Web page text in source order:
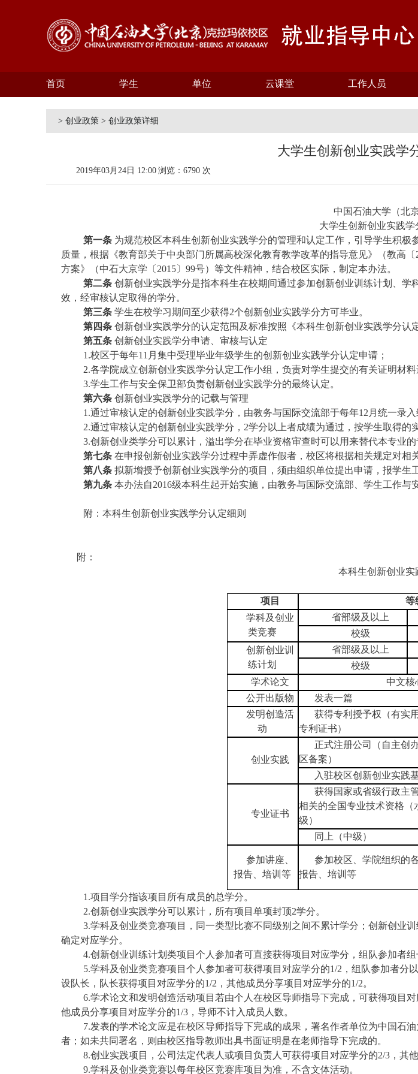
首页 学生 单位 云课堂 工作人员
> 创业政策 > 创业政策详细
大学生创新创业实践学
2019年03月24日 12:00 浏览：6790 次
中国石油大学（北
大学生创新创业实践学
第一条 为规范校区本科生创新创业实践学分的管理和认定工作，引导学生积
质量，根据《教育部关于中央部门所属高校深化教育教学改革的指导意见》（教高〔
方案》（中石大京学〔 2015〕 99号）等文件精神，结合校区实际，制定本办法。
第二条创新创业实践学分是指本科生在校期间通过参加创新创业训练计划、
效，经审核认定取得的学分。
第三条学生在校学习期间至少获得2个创新创业实践学分方可毕业。
第四条创新创业实践学分的认定范围及标准按照《本科生创新创业实践学分认
第五条创新创业实践学分申请、审核与认定
1.校区于每年11 月集中受理毕业年级学生的创新创业实践学分认定申请；
2.各学院成立创新创业实践学分认定工作小组，负责对学生提交的有关证明材料
3.学生工作与安全保卫部负责创新创业实践学分的最终认定。
第六条 创新创业实践学分的记载与管理
1.通过审核认定的创新创业实践学分，由教务与国际交流部于每年12 月统一录
2.通过审核认定的创新创业实践学分， 2学分以上者成绩为通过，按学生取得的
3.创新创业类学分可以累计，溢出学分在毕业资格审查时可以用来替代本专业
第七条在申报创新创业实践学分过程中弄虚作假者，校区将根据相关规定对相
第八条拟新增授予创新创业实践学分的项目，须由组织单位提出申请，报学生
第九条本办法自2016级本科生起开始实施，由教务与国际交流部、学生工作与
附：本科生创新创业实践学分认定细则
附：
本科生创新创业实
项目 等
学科及创业
类竞赛
省部级及以上
校级
创新创业训
练计划
省部级及以上
校级
学术论文
中文核
公开出版物
发表一篇
发明创造活
动
获得专利授予权（有实
专利证书）
创业实践
正式注册公司（自主创
区备案）
入驻校区创新创业实践
专业证书
获得国家或省级行政主
相关的全国专业技术资格（
级）
同上（中级）
参加讲座、
报告、培训等
参加校区、学院组织的
报告、培训等
1.项目学分指该项目所有成员的总学分。
2.创新创业实践学分可以累计，所有项目单项封顶2学分。
3.学科及创业类竞赛项目，同一类型比赛不同级别之间不累计学分；创新创业
确定对应学分。
4.创新创业训练计划类项目个人参加者可直接获得项目对应学分，组队参加者
5.学科及创业类竞赛项目个人参加者可获得项目对应学分的1/2 ，组队参加者分
设队长，队长获得项目对应学分的1/2 ，其他成员分享项目对应学分的1/2。
6.学术论文和发明创造活动项目若由个人在校区导师指导下完成，可获得项目
他成员分享项目对应学分的1/3 ，导师不计入成员人数。
7.发表的学术论文应是在校区导师指导下完成的成果，署名作者单位为中国石
者；如未共同署名，则由校区指导教师出具书面证明是在老师指导下完成的。
8.创业实践项目，公司法定代表人或项目负责人可获得项目对应学分的2/3 ，其
9.学科及创业类竞赛以每年校区竞赛库项目为准，不含文体活动。